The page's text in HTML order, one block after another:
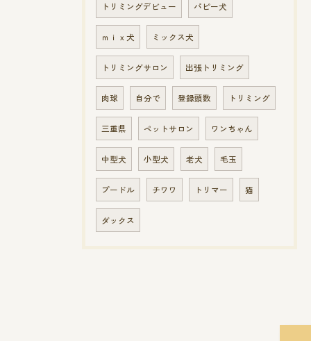
トリミングデビュー パピー犬
ｍｉｘ犬 ミックス犬
トリミングサロン 出張トリミング
肉球 自分で 登録頭数 トリミング
三重県 ペットサロン ワンちゃん
中型犬 小型犬 老犬 毛玉
プードル チワワ トリマー 猫
ダックス